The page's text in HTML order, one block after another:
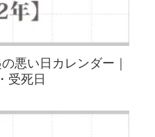
悪い日カレンダー｜
受死日